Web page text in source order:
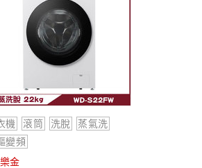
機 滾筒 洗脫
蒸氣洗
變頻
金